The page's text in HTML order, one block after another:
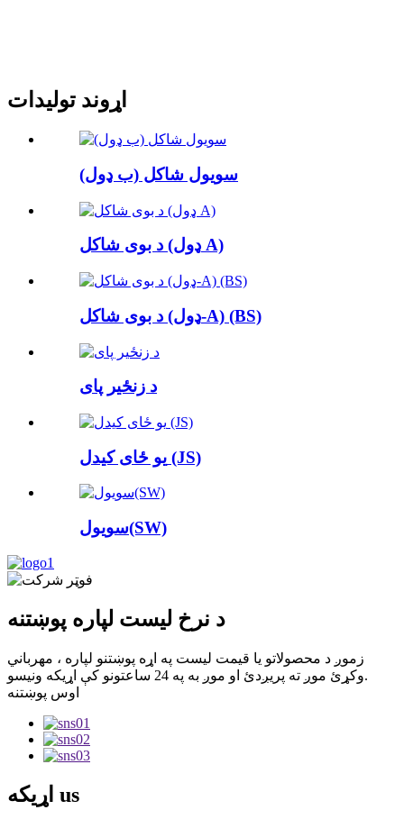
اړوند توليدات
سویول شاکل (ب ډول)
د بوی شاکل (ډول A)
د بوی شاکل (ډول-A) (BS)
د زنځیر پای
یو ځای کیدل (JS)
سویول(SW)
د نرخ لیست لپاره پوښتنه
زموږ د محصولاتو یا قیمت لیست په اړه پوښتنو لپاره ، مهرباني
وکړئ موږ ته پریږدئ او موږ به په 24 ساعتونو کې اړیکه ونیسو.
اوس پوښتنه
اړیکه us